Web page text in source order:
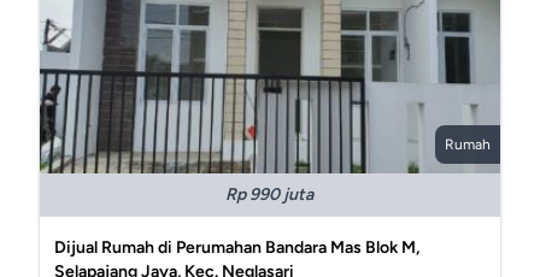
Rumah
Rp 990 juta
Dijual Rumah di Perumahan Bandara Mas Blok M,
Selapajang Jaya, Kec. Neglasari